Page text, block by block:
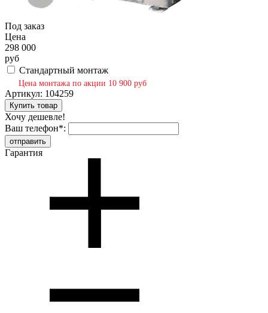
Под заказ
Цена
298 000
руб
Стандартный монтаж
Цена монтажа по акции 10 900 руб
Артикул: 104259
Хочу дешевле!
Ваш телефон*:
Гарантия